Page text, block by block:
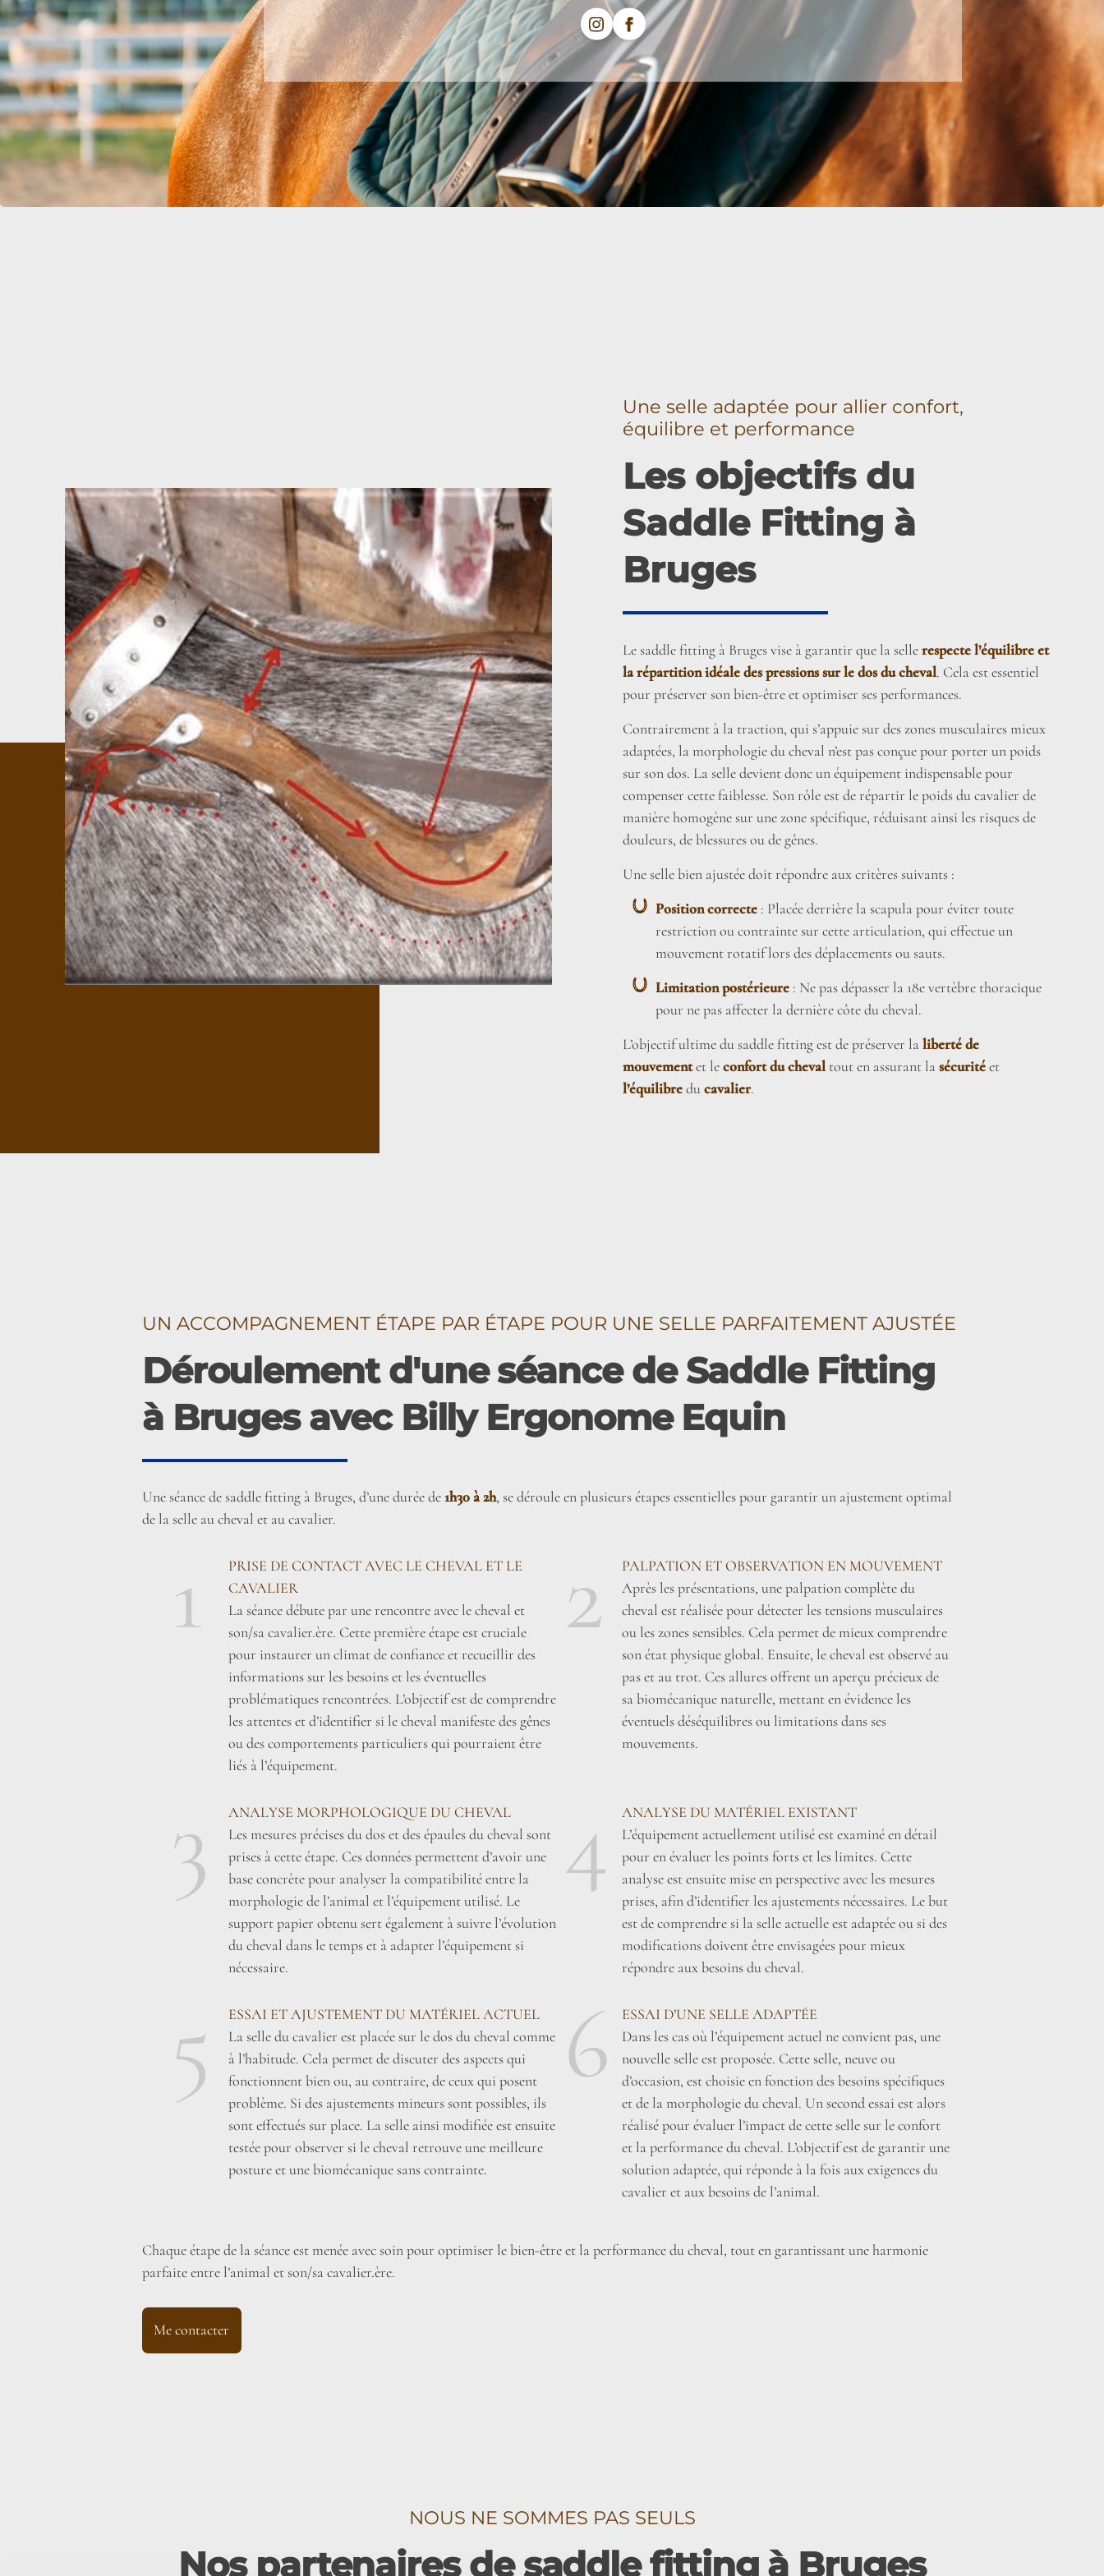
Une selle adaptée pour allier confort,
équilibre et performance
Les objectifs du
Saddle Fitting à
Bruges
Le saddle fitting à Bruges vise à garantir que la sellerespecte l’équilibre et
la répartition idéale des pressions sur le dos du cheval. Cela est essentiel
pour préserver son bien-être et optimiser ses performances.
Contrairement à la traction, qui s’appuie sur des zones musculaires mieux
adaptées, la morphologie du cheval n’est pas conçue pour porter un poids
sur son dos. La selle devient donc un équipement indispensable pour
compenser cette faiblesse. Son rôle est de répartir le poids du cavalier de
manière homogène sur une zone spécifique, réduisant ainsi les risques de
douleurs, de blessures ou de gênes.
Une selle bien ajustée doit répondre aux critères suivants :
Position correcte : Placée derrière la scapula pour éviter toute
restriction ou contrainte sur cette articulation, qui effectue un
mouvement rotatif lors des déplacements ou sauts.
Limitation postérieure : Ne pas dépasser la 18e vertèbre thoracique
pour ne pas affecter la dernière côte du cheval.
L’objectif ultime du saddle fitting est de préserver laliberté de
mouvementet leconfort du cheval tout en assurant lasécuritéet
l’équilibreducavalier.
UN ACCOMPAGNEMENT ÉTAPE PAR ÉTAPE POUR UNE SELLE PARFAITEMENT AJUSTÉE
Déroulement d'une séance de Saddle Fitting
à Bruges avec Billy Ergonome Equin
Une séance de saddle fitting à Bruges, d’une durée de1h30 à 2h, se déroule en plusieurs étapes essentielles pour garantir un ajustement optimal
de la selle au cheval et au cavalier.
1
PRISE DE CONTACT AVEC LE CHEVAL ET LE
CAVALIER
La séance débute par une rencontre avec le cheval et
son/sa cavalier.ère. Cette première étape est cruciale
pour instaurer un climat de confiance et recueillir des
informations sur les besoins et les éventuelles
problématiques rencontrées. L’objectif est de comprendre
les attentes et d’identifier si le cheval manifeste des gênes
ou des comportements particuliers qui pourraient être
liés à l’équipement.
2
PALPATION ET OBSERVATION EN MOUVEMENT
Après les présentations, une palpation complète du
cheval est réalisée pour détecter les tensions musculaires
ou les zones sensibles. Cela permet de mieux comprendre
son état physique global. Ensuite, le cheval est observé au
pas et au trot. Ces allures offrent un aperçu précieux de
sa biomécanique naturelle, mettant en évidence les
éventuels déséquilibres ou limitations dans ses
mouvements.
3
ANALYSE MORPHOLOGIQUE DU CHEVAL
Les mesures précises du dos et des épaules du cheval sont
prises à cette étape. Ces données permettent d’avoir une
base concrète pour analyser la compatibilité entre la
morphologie de l’animal et l’équipement utilisé. Le
support papier obtenu sert également à suivre l’évolution
du cheval dans le temps et à adapter l’équipement si
nécessaire.
4
ANALYSE DU MATÉRIEL EXISTANT
L’équipement actuellement utilisé est examiné en détail
pour en évaluer les points forts et les limites. Cette
analyse est ensuite mise en perspective avec les mesures
prises, afin d’identifier les ajustements nécessaires. Le but
est de comprendre si la selle actuelle est adaptée ou si des
modifications doivent être envisagées pour mieux
répondre aux besoins du cheval.
5
ESSAI ET AJUSTEMENT DU MATÉRIEL ACTUEL
La selle du cavalier est placée sur le dos du cheval comme
à l’habitude. Cela permet de discuter des aspects qui
fonctionnent bien ou, au contraire, de ceux qui posent
problème. Si des ajustements mineurs sont possibles, ils
sont effectués sur place. La selle ainsi modifiée est ensuite
testée pour observer si le cheval retrouve une meilleure
posture et une biomécanique sans contrainte.
6
ESSAI D’UNE SELLE ADAPTÉE
Dans les cas où l’équipement actuel ne convient pas, une
nouvelle selle est proposée. Cette selle, neuve ou
d’occasion, est choisie en fonction des besoins spécifiques
et de la morphologie du cheval. Un second essai est alors
réalisé pour évaluer l’impact de cette selle sur le confort
et la performance du cheval. L’objectif est de garantir une
solution adaptée, qui réponde à la fois aux exigences du
cavalier et aux besoins de l’animal.
Chaque étape de la séance est menée avec soin pour optimiser le bien-être et la performance du cheval, tout en garantissant une harmonie
parfaite entre l’animal et son/sa cavalier.ère.
Me contacter
NOUS NE SOMMES PAS SEULS
Nos partenaires de saddle fitting à Bruges